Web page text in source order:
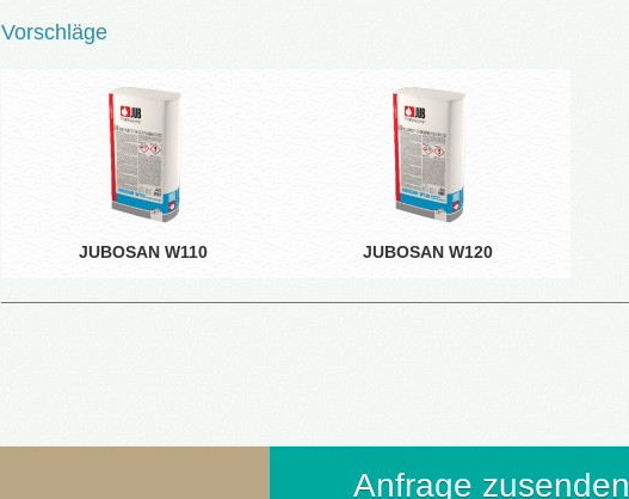
Vorschläge
JUBOSAN W110 JUBOSAN W120
Anfrage zusenden